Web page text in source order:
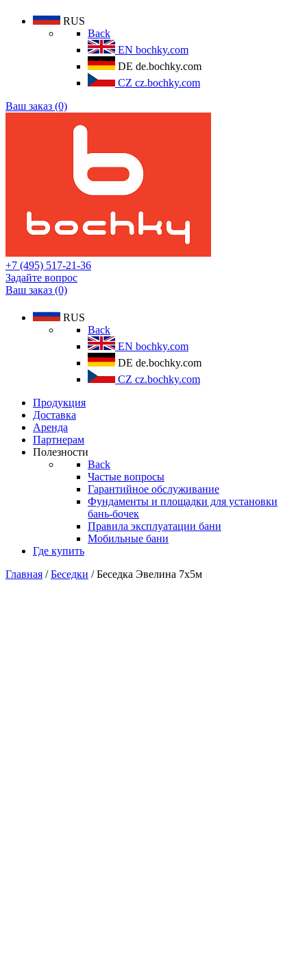
RUS
Back
EN bochky.com
DE de.bochky.com
CZ cz.bochky.com
Ваш заказ (0)
+7 (495) 517-21-36
Задайте вопрос
Ваш заказ (0)
RUS
Back
EN bochky.com
DE de.bochky.com
CZ cz.bochky.com
Продукция
Доставка
Аренда
Партнерам
Полезности
Back
Частые вопросы
Гарантийное обслуживание
Фундаменты и площадки для установки
бань-бочек
Правила эксплуатации бани
Мобильные бани
Где купить
Главная /Беседки / Беседка Эвелина 7х5м